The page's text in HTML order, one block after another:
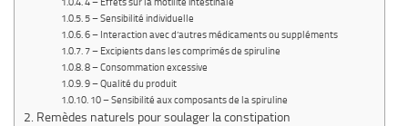
4 – Effets sur la motilité intestinale
5 – Sensibilité individuelle
6 – Interaction avec d’autres médicaments ou suppléments
7 – Excipients dans les comprimés de spiruline
8 – Consommation excessive
9 – Qualité du produit
10 – Sensibilité aux composants de la spiruline
Remèdes naturels pour soulager la constipation